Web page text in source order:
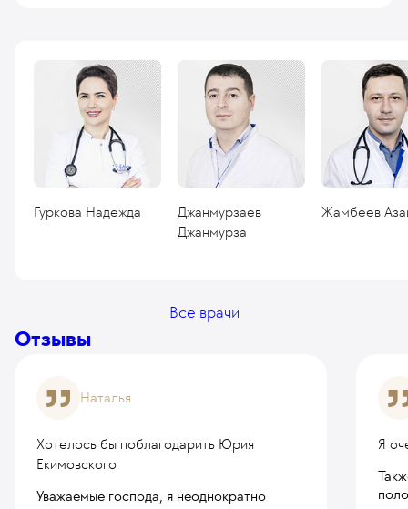
Гуркова Надежда
Джанмурзаев
Джанмурза
Жамбеев
Все врачи
Отзывы
Наталья
Хотелось бы поблагодарить Юрия
Екимовского
Уважаемые господа, я неоднократно
Я